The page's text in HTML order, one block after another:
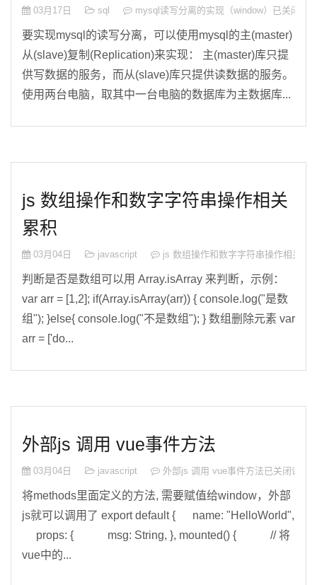
03月17日 sql mysql读写分离的实现（window） 已关闭评
要实现mysql的读写分离，可以使用mysql的主(master)
从(slave)复制(Replication)来实现： 主(master)库只提
供写数据的服务，而从(slave)库只提供读数据的服务。
使用两台电脑，取其中一台电脑的数据库为主数据库...
js 数组操作和数字字符串操作相关
累积
03月04日 javascript js 数组操作和数字字符串操作相关累
判断是否是数组可以用 Array.isArray 来判断，示例：
var arr = [1,2]; if(Array.isArray(arr)) { console.log("是数
组"); }else{ console.log("不是数组"); } 数组删除元素 var
arr = ['do...
外部js 调用 vue事件方法
03月04日 javascript 外部js 调用 vue事件方法已关闭评论
将methods里面定义的方法, 需要赋值给window，外部
js就可以调用了 export default { name: "HelloWorld",
props: { msg: String, }, mounted() { // 将
vue中的...